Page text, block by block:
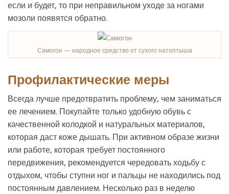
если и будет, то при неправильном уходе за ногами
мозоли появятся обратно.
Самогон — народное средство от сухого натоптыша
Профилактические меры
Всегда лучше предотвратить проблему, чем заниматься
ее лечением. Покупайте только удобную обувь с
качественной колодкой и натуральных материалов,
которая даст коже дышать. При активном образе жизни
или работе, которая требует постоянного
передвижения, рекомендуется чередовать ходьбу с
отдыхом, чтобы ступни ног и пальцы не находились под
постоянным давлением. Несколько раз в неделю